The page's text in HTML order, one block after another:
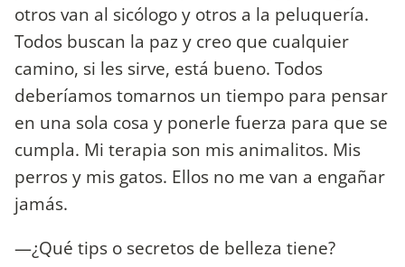
otros van al sicólogo y otros a la peluquería.
Todos buscan la paz y creo que cualquier
camino, si les sirve, está bueno. Todos
deberíamos tomarnos un tiempo para pensar
en una sola cosa y ponerle fuerza para que se
cumpla. Mi terapia son mis animalitos. Mis
perros y mis gatos. Ellos no me van a engañar
jamás.
—¿Qué tips o secretos de belleza tiene?